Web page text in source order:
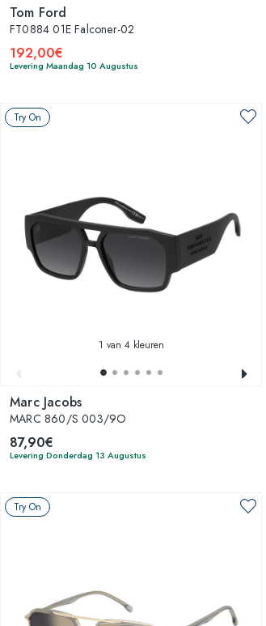
Tom Ford
FT0884 01E Falconer-02
192,00€
Levering Maandag 10 Augustus
Try On
1 van 4 kleuren
Marc Jacobs
MARC 860/S 003/9O
87,90€
Levering Donderdag 13 Augustus
Try On